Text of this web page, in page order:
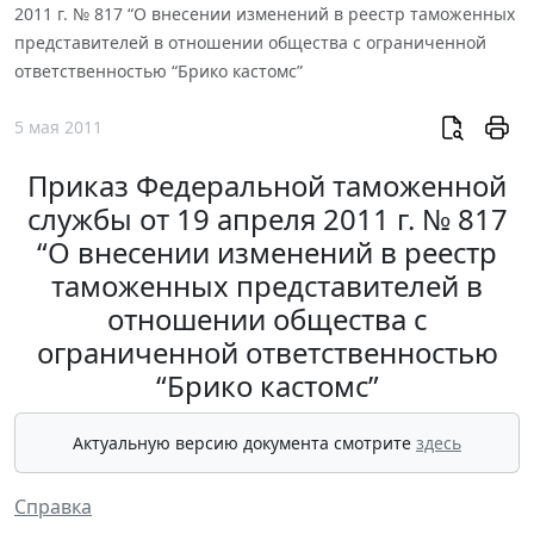
2011 г. № 817 “О внесении изменений в реестр таможенных
представителей в отношении общества с ограниченной
ответственностью “Брико кастомс”
5 мая 2011
Приказ Федеральной таможенной
службы от 19 апреля 2011 г. № 817
“О внесении изменений в реестр
таможенных представителей в
отношении общества с
ограниченной ответственностью
“Брико кастомс”
Актуальную версию документа смотрите здесь
Справка